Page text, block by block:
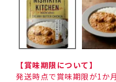
【賞味期限について】
発送時点で賞味期限が1か